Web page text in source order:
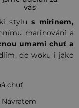
vás
stylus mirinem,
marinování a
umami chuť a
do woku i jako
chuť
Návratem